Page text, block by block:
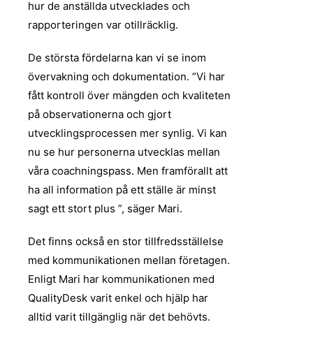
hur de anställda utvecklades och
rapporteringen var otillräcklig.
De största fördelarna kan vi se inom
övervakning och dokumentation. ”Vi har
fått kontroll över mängden och kvaliteten
på observationerna och gjort
utvecklingsprocessen mer synlig. Vi kan
nu se hur personerna utvecklas mellan
våra coachningspass. Men framförallt att
ha all information på ett ställe är minst
sagt ett stort plus ”, säger Mari.
Det finns också en stor tillfredsställelse
med kommunikationen mellan företagen.
Enligt Mari har kommunikationen med
QualityDesk varit enkel och hjälp har
alltid varit tillgänglig när det behövts.